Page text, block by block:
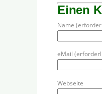
Einen
Name
eMail
Webseite